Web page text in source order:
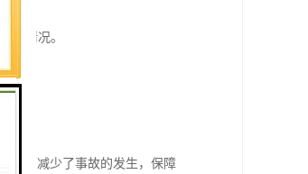
常情况。
率，减少了事故的发生，保障